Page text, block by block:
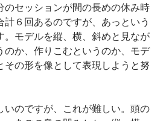
のセッションが間の長めの休み時
６回あるのですが、あっという
。モデルを縦、横、斜めと見なが
のか、作りこむというのか、モデ
その形を像として表現しようと努
いのですが、これが難しい。頭の